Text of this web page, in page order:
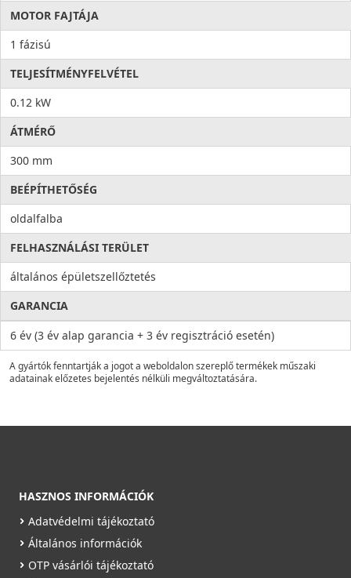
MOTOR FAJTÁJA
1 fázisú
TELJESÍTMÉNYFELVÉTEL
0.12 kW
ÁTMÉRŐ
300 mm
BEÉPÍTHETŐSÉG
oldalfalba
FELHASZNÁLÁSI TERÜLET
általános épületszellőztetés
GARANCIA
6 év (3 év alap garancia + 3 év regisztráció esetén)
A gyártók fenntartják a jogot a weboldalon szereplő termékek műszaki
adatainak előzetes bejelentés nélküli megváltoztatására.
HASZNOS INFORMÁCIÓK
Adatvédelmi tájékoztató
Általános információk
OTP vásárlói tájékoztató